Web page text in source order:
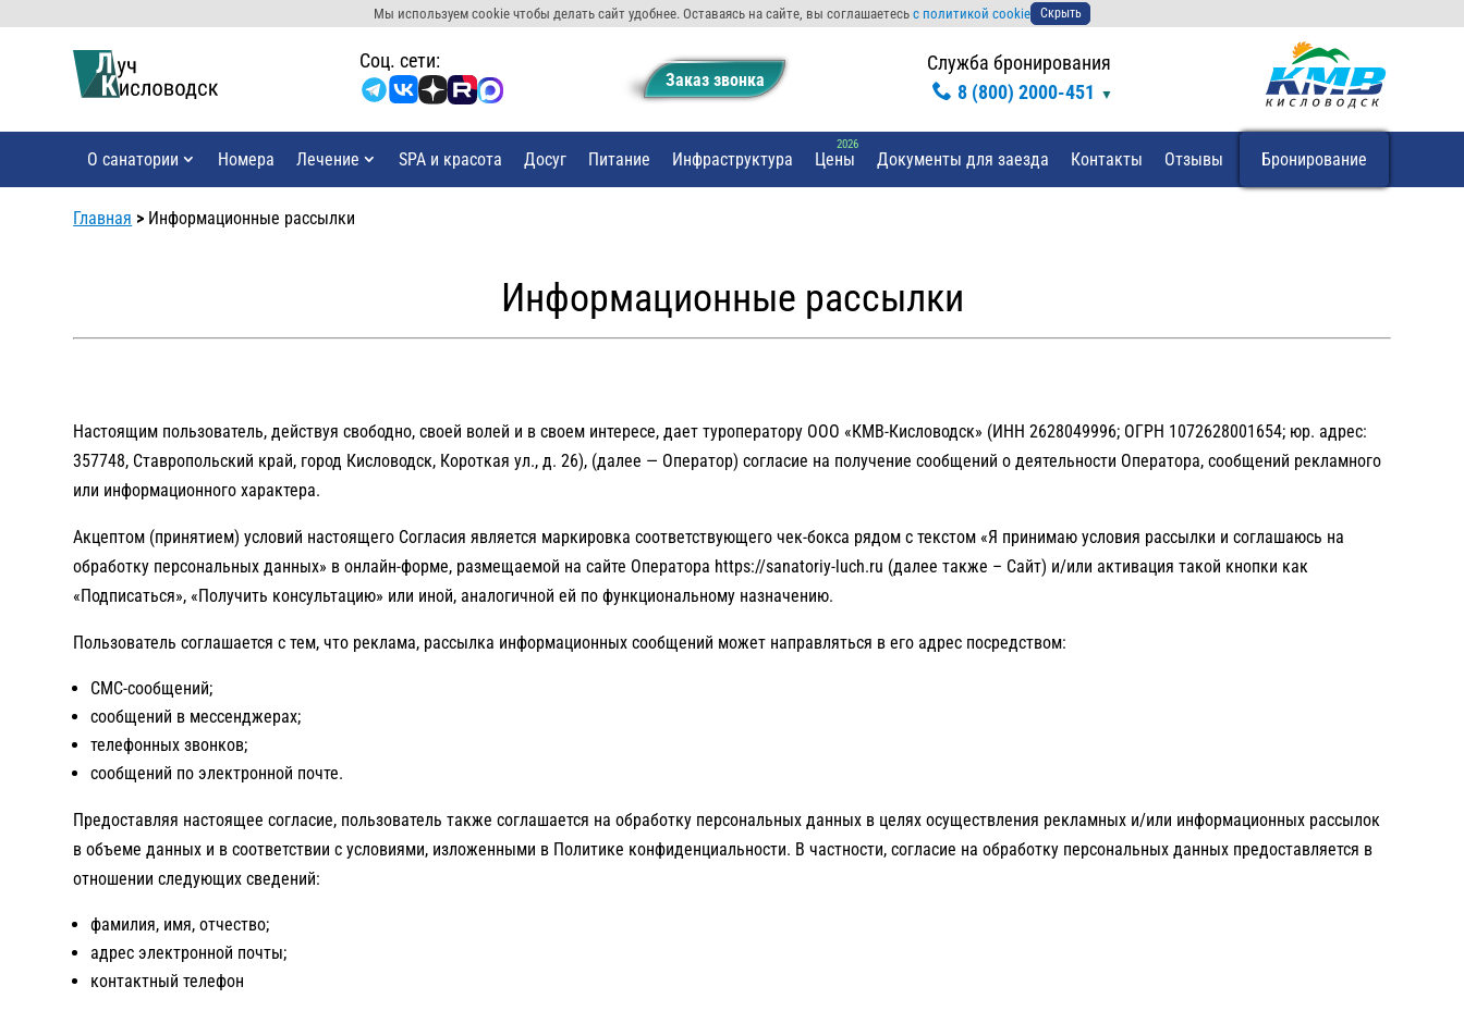
Мы используем cookie чтобы делать сайт удобнее. Оставаясь на сайте, вы соглашаетесьс политикой cookie Скрыть
Cоц. сети:
Заказ звонкa
Служба бронирования
8 (800) 2000-451
О санатории Номера Лечение SPA и красота Досуг Питание Инфраструктура Цены Документы для заезда Контакты Отзывы Бронирование
Главная > Информационные рассылки
Информационные рассылки
Настоящим пользователь, действуя свободно, своей волей и в своем интересе, дает туроператору ООО «КМВ-Кисловодск» (ИНН 2628049996; ОГРН 1072628001654; юр. адрес:
357748, Ставропольский край, город Кисловодск, Короткая ул., д. 26), (далее — Оператор) согласие на получение сообщений о деятельности Оператора, сообщений рекламного
или информационного характера.
Акцептом (принятием) условий настоящего Согласия является маркировка соответствующего чек-бокса рядом с текстом «Я принимаю условия рассылки и соглашаюсь на
обработку персональных данных» в онлайн-форме, размещаемой на сайте Оператора https://sanatoriy-luch.ru (далее также – Сайт) и/или активация такой кнопки как
«Подписаться», «Получить консультацию» или иной, аналогичной ей по функциональному назначению.
Пользователь соглашается с тем, что реклама, рассылка информационных сообщений может направляться в его адрес посредством:
СМС-сообщений;
сообщений в мессенджерах;
телефонных звонков;
сообщений по электронной почте.
Предоставляя настоящее согласие, пользователь также соглашается на обработку персональных данных в целях осуществления рекламных и/или информационных рассылок
в объеме данных и в соответствии с условиями, изложенными в Политике конфиденциальности. В частности, согласие на обработку персональных данных предоставляется в
отношении следующих сведений:
фамилия, имя, отчество;
адрес электронной почты;
контактный телефон